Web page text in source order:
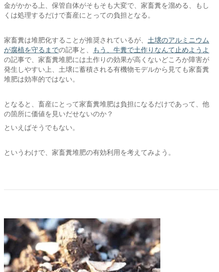
金がかかる上、保管自体がそもそも大変で、家畜糞を溜める、もし
くは処理するだけで畜産にとっての負担となる。
家畜糞は堆肥化することが推奨されているが、 土壌のアルミニウム
が腐植を守るまでの記事と、
もう、牛糞で土作りなんて止めようよ
の記事で、家畜糞堆肥には土作りの効果が高くないどころか障害が
発生しやすい上、土壌に蓄積される有機物モデルから見ても家畜糞
堆肥は効率的ではない。
となると、畜産にとって家畜糞堆肥は負担になるだけであって、他
の箇所に価値を見いだせないのか？
といえばそうでもない。
というわけで、家畜糞堆肥の有効利用を考えてみよう。